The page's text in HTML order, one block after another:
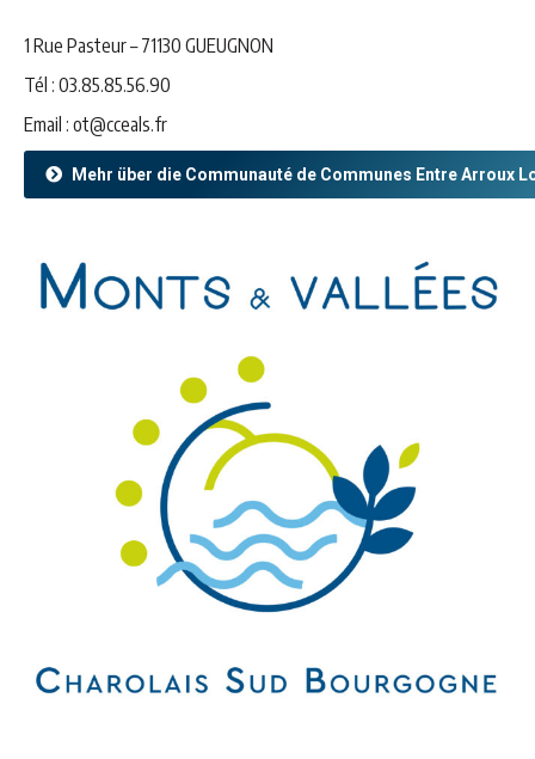
1 Rue Pasteur – 71130 GUEUGNON
Tél : 03.85.85.56.90
Email : ot@cceals.fr
Mehr über die Communauté de Communes Entre Arroux